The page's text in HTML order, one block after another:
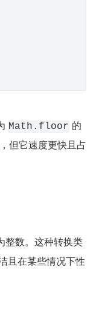
Math.floor 的
但它速度更快且占
整数。这种转换类
且在某些情况下性